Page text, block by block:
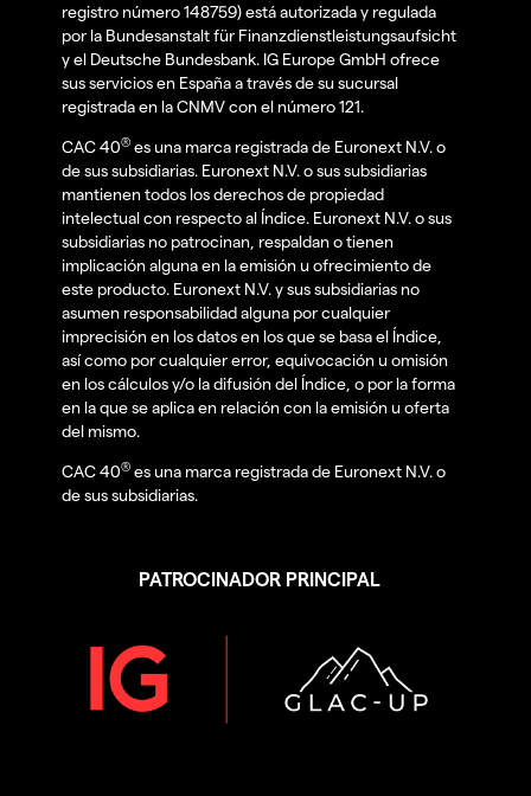
registro número 148759) está autorizada y regulada
por la Bundesanstalt für Finanzdienstleistungsaufsicht
y el Deutsche Bundesbank. IG Europe GmbH ofrece
sus servicios en España a través de su sucursal
registrada en la CNMV con el número 121.
CAC 40® es una marca registrada de Euronext N.V. o
de sus subsidiarias. Euronext N.V. o sus subsidiarias
mantienen todos los derechos de propiedad
intelectual con respecto al Índice. Euronext N.V. o sus
subsidiarias no patrocinan, respaldan o tienen
implicación alguna en la emisión u ofrecimiento de
este producto. Euronext N.V. y sus subsidiarias no
asumen responsabilidad alguna por cualquier
imprecisión en los datos en los que se basa el Índice,
así como por cualquier error, equivocación u omisión
en los cálculos y/o la difusión del Índice, o por la forma
en la que se aplica en relación con la emisión u oferta
del mismo.
CAC 40® es una marca registrada de Euronext N.V. o
de sus subsidiarias.
PATROCINADOR PRINCIPAL